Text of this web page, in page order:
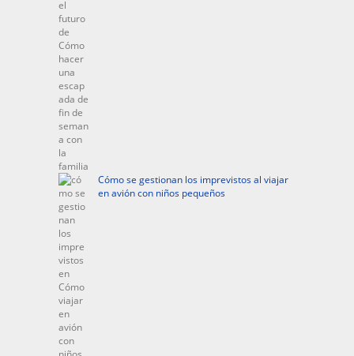
Cómo se gestionan los imprevistos al viajar
en avión con niños pequeños